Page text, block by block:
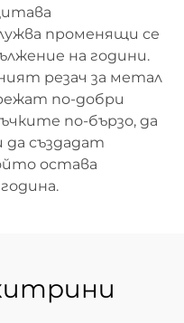
променящи се
на години.
резач за метал
по-добри
по-бързо, да
създадат
остава